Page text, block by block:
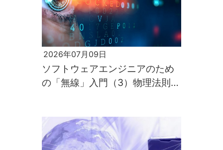
2026年07月09日
ソフトウェアエンジニアのため
の「無線」入門（3）物理法則が